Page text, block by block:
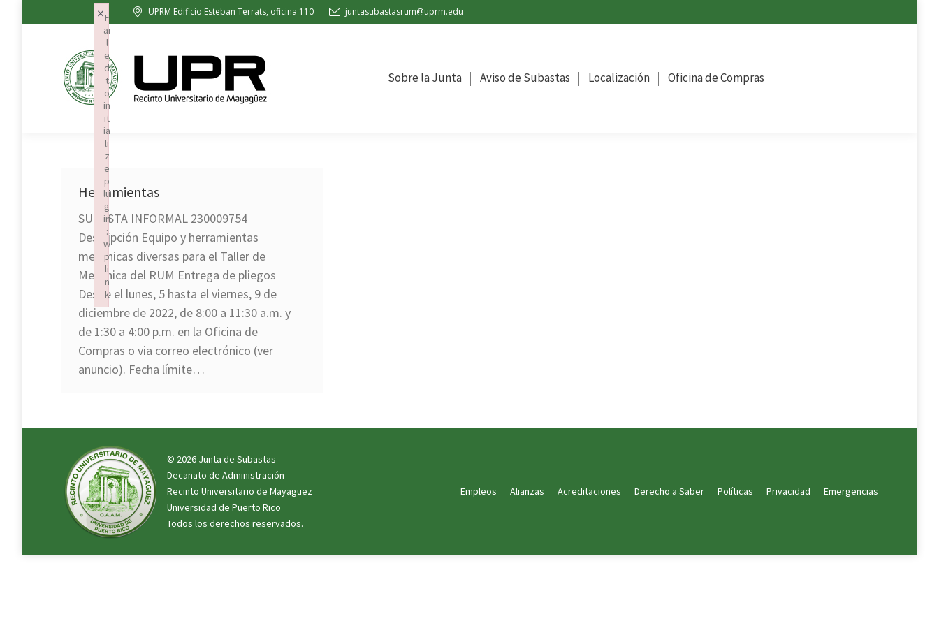
UPRM Edificio Esteban Terrats, oficina 110 juntasubastasrum@uprm.edu
Sobre la Junta Aviso de Subastas Localización Oficina de Compras
Herramientas
SUBASTA INFORMAL 230009754
Descripción Equipo y herramientas
mecánicas diversas para el Taller de
Mecánica del RUM Entrega de pliegos
Desde el lunes, 5 hasta el viernes, 9 de
diciembre de 2022, de 8:00 a 11:30 a.m. y
de 1:30 a 4:00 p.m. en la Oficina de
Compras o via correo electrónico (ver
anuncio). Fecha límite…
© 2026 Junta de Subastas
Decanato de Administración
Recinto Universitario de Mayagüez
Universidad de Puerto Rico
Todos los derechos reservados.
Empleos Alianzas Acreditaciones Derecho a Saber Políticas Privacidad Emergencias
Sobre la Junta Aviso de Subastas
F
ai
l
e
d
t
o
in
it
ia
li
z
e
p
lu
g
in
:
w
p
li
n
k
×
Failed to initialize plugin: wplink